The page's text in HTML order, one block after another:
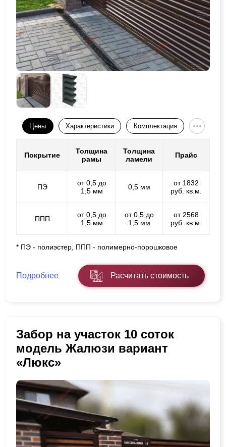
Цены Характеристики Комплектация
Покрытие
Толщина
рамы
Толщина
ламели
Прайс
ПЭ
от 0,5 до
1,5 мм
0,5 мм
от 1832
руб. кв.м.
ППП
от 0,5 до
1,5 мм
от 0,5 до
1,5 мм
от 2568
руб. кв.м.
* ПЭ - полиэстер, ППП - полимерно-порошковое
Подробнее Расчитать стоимость
Забор на участок 10 соток
модель Жалюзи вариант
«Люкс»